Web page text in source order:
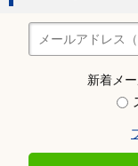
新着メ